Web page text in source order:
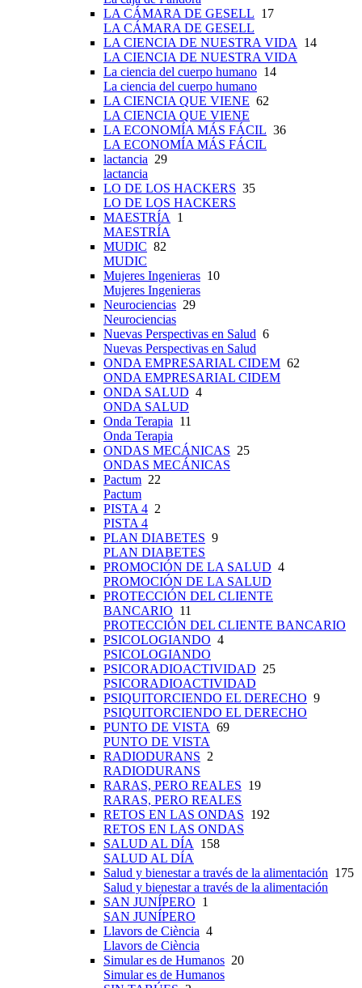
LA CÁMARA DE GESELL 17
LA CÁMARA DE GESELL
LA CIENCIA DE NUESTRA VIDA
14
LA CIENCIA DE NUESTRA VIDA
La ciencia del cuerpo humano 14
La ciencia del cuerpo humano
LA CIENCIA QUE VIENE 62
LA CIENCIA QUE VIENE
LA ECONOMÍA MÁS FÁCIL 36
LA ECONOMÍA MÁS FÁCIL
lactancia 29
lactancia
LO DE LOS HACKERS 35
LO DE LOS HACKERS
MAESTRÍA
1
MAESTRÍA
MUDIC 82
MUDIC
Mujeres Ingenieras 10
Mujeres Ingenieras
Neurociencias 29
Neurociencias
Nuevas Perspectivas en Salud 6
Nuevas Perspectivas en Salud
ONDA EMPRESARIAL CIDEM 62
ONDA EMPRESARIAL CIDEM
ONDA SALUD 4
ONDA SALUD
Onda Terapia 11
Onda Terapia
ONDAS MECÁNICAS 25
ONDAS MECÁNICAS
Pactum 22
Pactum
PISTA 4 2
PISTA 4
PLAN DIABETES 9
PLAN DIABETES
PROMOCIÓN DE LA SALUD 4
PROMOCIÓN DE LA SALUD
PROTECCIÓN DEL CLIENTE
BANCARIO 11
PROTECCIÓN DEL CLIENTE BANCARIO
PSICOLOGIANDO 4
PSICOLOGIANDO
PSICORADIOACTIVIDAD 25
PSICORADIOACTIVIDAD
PSIQUITORCIENDO EL DERECHO 9
PSIQUITORCIENDO EL DERECHO
PUNTO DE VISTA 69
PUNTO DE VISTA
RADIODURANS 2
RADIODURANS
RARAS, PERO REALES 19
RARAS, PERO REALES
RETOS EN LAS ONDAS 192
RETOS EN LAS ONDAS
SALUD AL DÍA
158
SALUD AL DÍA
Salud y bienestar a través de la alimentación 175
Salud y bienestar a través de la alimentación
SAN JUNÍPERO 1
SAN JUNÍPERO
Llavors de Ciència 4
Llavors de Ciència
Simular es de Humanos 20
Simular es de Humanos